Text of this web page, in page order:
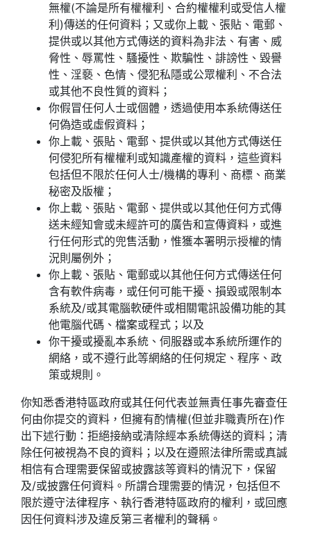
無權(不論是所有權權利、合約權權利或受信人權
利)傳送的任何資料；又或你上載、張貼、電郵、
提供或以其他方式傳送的資料為非法、有害、威
脅性、辱罵性、騷擾性、欺騙性、誹謗性、毀譽
性、淫褻、色情、侵犯私隱或公眾權利、不合法
或其他不良性質的資料；
你假冒任何人士或個體，透過使用本系統傳送任
何偽造或虛假資料；
你上載、張貼、電郵、提供或以其他方式傳送任
何侵犯所有權權利或知識產權的資料，這些資料
包括但不限於任何人士/機構的專利、商標、商業
秘密及版權；
你上載、張貼、電郵、提供或以其他任何方式傳
送未經知會或未經許可的廣告和宣傳資料，或進
行任何形式的兜售活動，惟獲本署明示授權的情
況則屬例外；
你上載、張貼、電郵或以其他任何方式傳送任何
含有軟件病毒，或任何可能干擾、損毀或限制本
系統及/或其電腦軟硬件或相關電訊設備功能的其
他電腦代碼、檔案或程式；以及
你干擾或擾亂本系統、伺服器或本系統所運作的
網絡，或不遵行此等網絡的任何規定、程序、政
策或規則。
你知悉香港特區政府或其任何代表並無責任事先審查任
何由你提交的資料，但擁有酌情權(但並非職責所在)作
出下述行動：拒絕接納或清除經本系統傳送的資料；清
除任何被視為不良的資料；以及在遵照法律所需或真誠
相信有合理需要保留或披露該等資料的情況下，保留
及/或披露任何資料。所謂合理需要的情況，包括但不
限於遵守法律程序、執行香港特區政府的權利，或回應
因任何資料涉及違反第三者權利的聲稱。